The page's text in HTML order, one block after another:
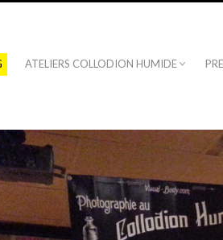
ATELIERS COLLODION HUMIDE